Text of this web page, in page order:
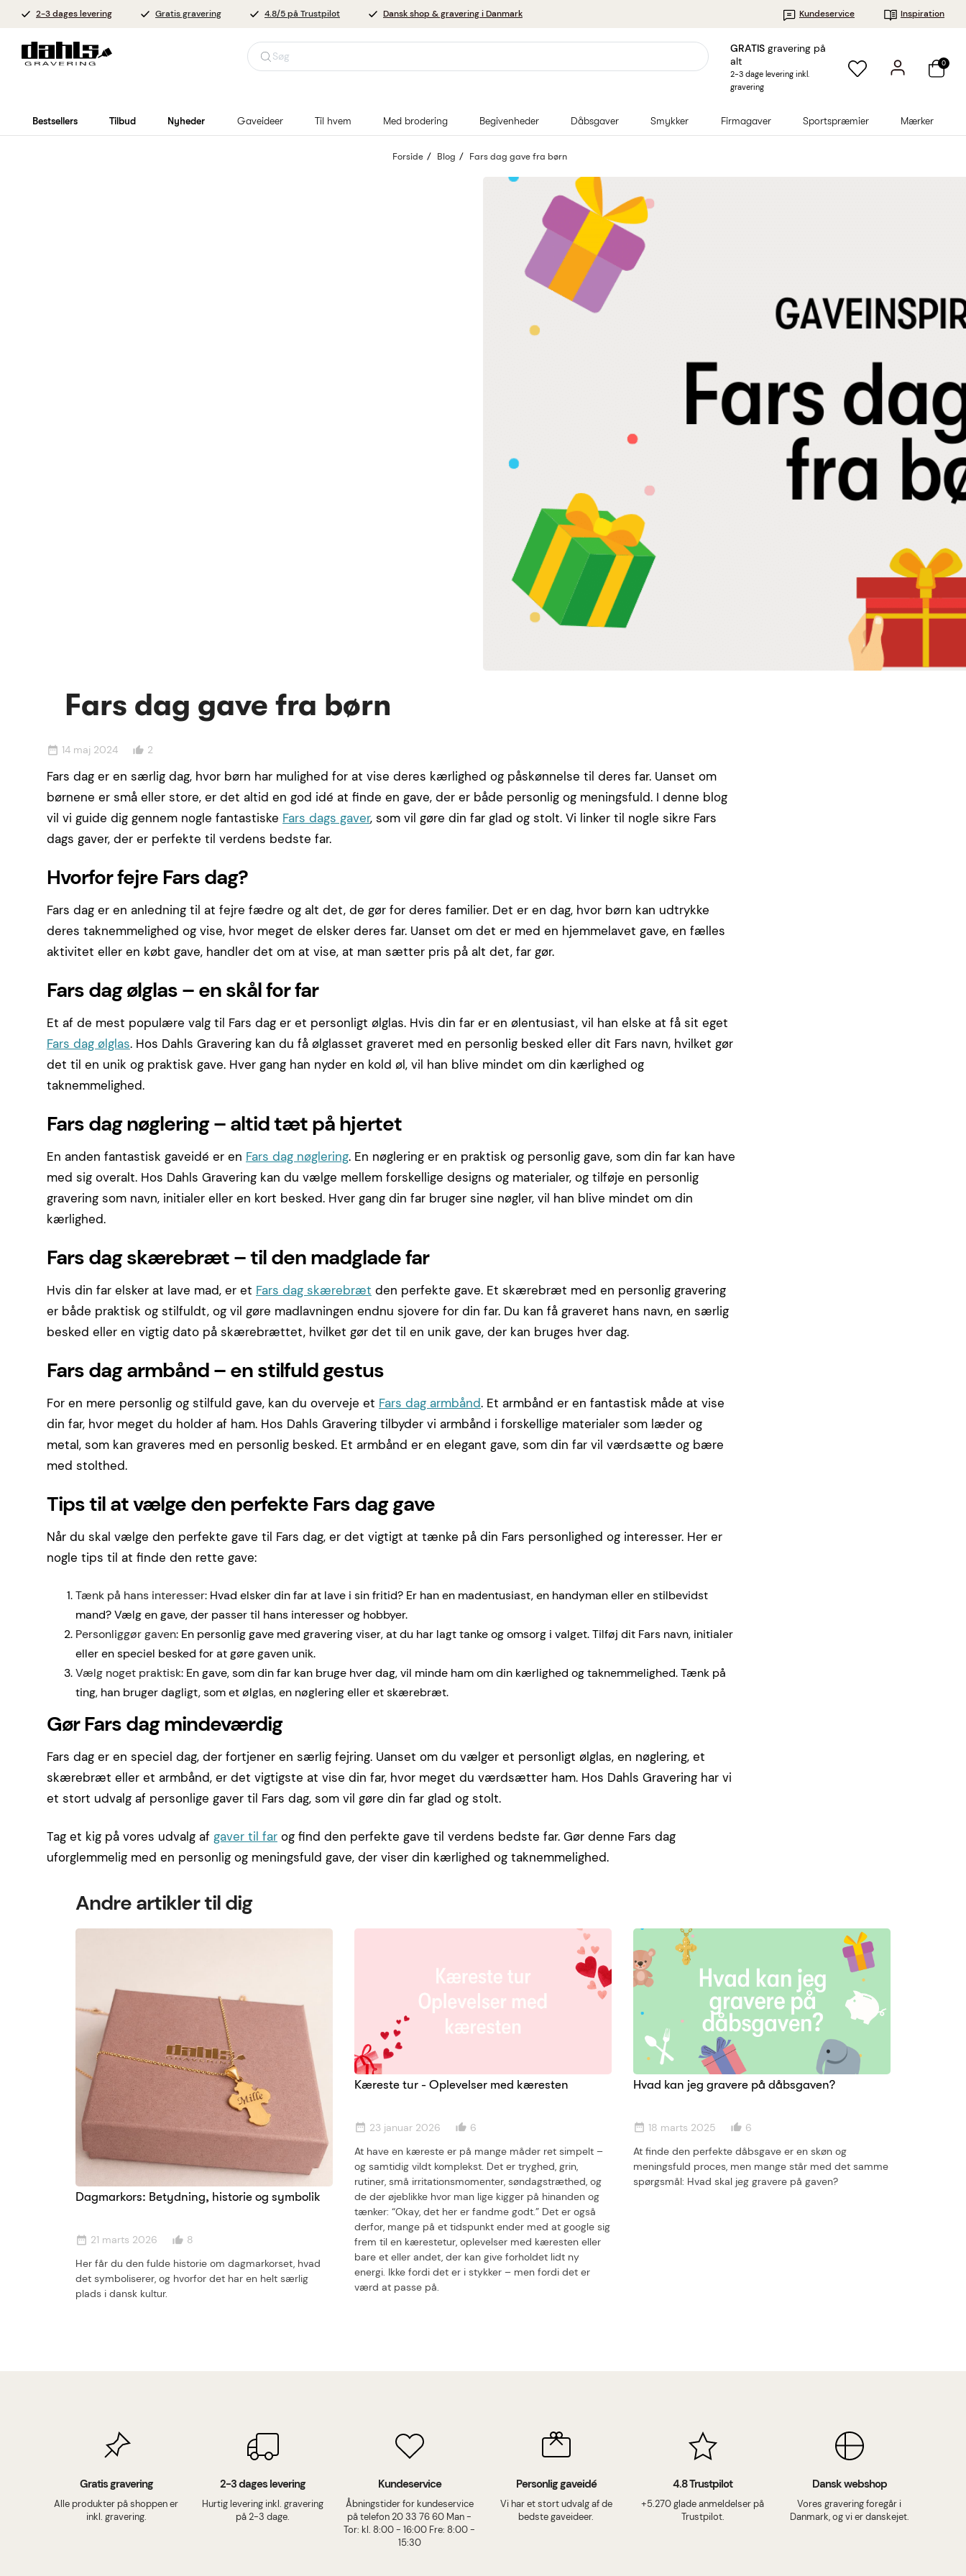
2-3 dages levering Gratis gravering 4.8/5 på Trustpilot Dansk shop & gravering i Danmark Inspiration
Kundeservice
Søg
GRATISgravering på
alt
2-3 dage levering inkl.
gravering
0
Bestsellers Tilbud Nyheder Gaveideer Til hvem Med brodering Begivenheder Dåbsgaver Smykker Firmagaver Sportspræmier Mærker
Forside Blog Fars dag gave fra børn
Fars dag gave fra børn
date_range 14 maj 2024 thumb_up_alt 2
Fars dag er en særlig dag, hvor børn har mulighed for at vise deres kærlighed og påskønnelse til deres far. Uanset om
børnene er små eller store, er det altid en god idé at finde en gave, der er både personlig og meningsfuld. I denne blog
vil vi guide dig gennem nogle fantastiske Fars dags gaver, som vil gøre din far glad og stolt. Vi linker til nogle sikre Fars
dags gaver, der er perfekte til verdens bedste far.
Hvorfor fejre Fars dag?
Fars dag er en anledning til at fejre fædre og alt det, de gør for deres familier. Det er en dag, hvor børn kan udtrykke
deres taknemmelighed og vise, hvor meget de elsker deres far. Uanset om det er med en hjemmelavet gave, en fælles
aktivitet eller en købt gave, handler det om at vise, at man sætter pris på alt det, far gør.
Fars dag ølglas – en skål for far
Et af de mest populære valg til Fars dag er et personligt ølglas. Hvis din far er en ølentusiast, vil han elske at få sit eget
Fars dag ølglas. Hos Dahls Gravering kan du få ølglasset graveret med en personlig besked eller dit Fars navn, hvilket gør
det til en unik og praktisk gave. Hver gang han nyder en kold øl, vil han blive mindet om din kærlighed og
taknemmelighed.
Fars dag nøglering – altid tæt på hjertet
En anden fantastisk gaveidé er en Fars dag nøglering. En nøglering er en praktisk og personlig gave, som din far kan have
med sig overalt. Hos Dahls Gravering kan du vælge mellem forskellige designs og materialer, og tilføje en personlig
gravering som navn, initialer eller en kort besked. Hver gang din far bruger sine nøgler, vil han blive mindet om din
kærlighed.
Fars dag skærebræt – til den madglade far
Hvis din far elsker at lave mad, er et Fars dag skærebræt den perfekte gave. Et skærebræt med en personlig gravering
er både praktisk og stilfuldt, og vil gøre madlavningen endnu sjovere for din far. Du kan få graveret hans navn, en særlig
besked eller en vigtig dato på skærebrættet, hvilket gør det til en unik gave, der kan bruges hver dag.
Fars dag armbånd – en stilfuld gestus
For en mere personlig og stilfuld gave, kan du overveje et Fars dag armbånd. Et armbånd er en fantastisk måde at vise
din far, hvor meget du holder af ham. Hos Dahls Gravering tilbyder vi armbånd i forskellige materialer som læder og
metal, som kan graveres med en personlig besked. Et armbånd er en elegant gave, som din far vil værdsætte og bære
med stolthed.
Tips til at vælge den perfekte Fars dag gave
Når du skal vælge den perfekte gave til Fars dag, er det vigtigt at tænke på din Fars personlighed og interesser. Her er
nogle tips til at finde den rette gave:
Tænk på hans interesser: Hvad elsker din far at lave i sin fritid? Er han en madentusiast, en handyman eller en stilbevidst
mand? Vælg en gave, der passer til hans interesser og hobbyer.
Personliggør gaven: En personlig gave med gravering viser, at du har lagt tanke og omsorg i valget. Tilføj dit Fars navn, initialer
eller en speciel besked for at gøre gaven unik.
Vælg noget praktisk: En gave, som din far kan bruge hver dag, vil minde ham om din kærlighed og taknemmelighed. Tænk på
ting, han bruger dagligt, som et ølglas, en nøglering eller et skærebræt.
Gør Fars dag mindeværdig
Fars dag er en speciel dag, der fortjener en særlig fejring. Uanset om du vælger et personligt ølglas, en nøglering, et
skærebræt eller et armbånd, er det vigtigste at vise din far, hvor meget du værdsætter ham. Hos Dahls Gravering har vi
et stort udvalg af personlige gaver til Fars dag, som vil gøre din far glad og stolt.
Tag et kig på vores udvalg af gaver til far og find den perfekte gave til verdens bedste far. Gør denne Fars dag
uforglemmelig med en personlig og meningsfuld gave, der viser din kærlighed og taknemmelighed.
Andre artikler til dig
Dagmarkors: Betydning, historie og symbolik
date_range 21 marts 2026 thumb_up_alt 8
Her får du den fulde historie om dagmarkorset, hvad
det symboliserer, og hvorfor det har en helt særlig
plads i dansk kultur.
Kæreste tur - Oplevelser med kæresten
date_range 23 januar 2026 thumb_up_alt 6
At have en kæreste er på mange måder ret simpelt –
og samtidig vildt komplekst. Det er tryghed, grin,
rutiner, små irritationsmomenter, søndagstræthed, og
de der øjeblikke hvor man lige kigger på hinanden og
tænker: “Okay, det her er fandme godt.” Det er også
derfor, mange på et tidspunkt ender med at google sig
frem til en kærestetur, oplevelser med kæresten eller
bare et eller andet, der kan give forholdet lidt ny
energi. Ikke fordi det er i stykker – men fordi det er
værd at passe på.
Hvad kan jeg gravere på dåbsgaven?
date_range 18 marts 2025 thumb_up_alt 6
At finde den perfekte dåbsgave er en skøn og
meningsfuld proces, men mange står med det samme
spørgsmål: Hvad skal jeg gravere på gaven?
Gratis gravering
Alle produkter på shoppen er
inkl. gravering.
2-3 dages levering
Hurtig levering inkl. gravering
på 2-3 dage.
Kundeservice
Åbningstider for kundeservice
på telefon 20 33 76 60 Man -
Tor: kl. 8:00 - 16:00 Fre: 8:00 -
15:30
Personlig gaveidé
Vi har et stort udvalg af de
bedste gaveideer.
4.8 Trustpilot
+5.270 glade anmeldelser på
Trustpilot.
Dansk webshop
Vores gravering foregår i
Danmark, og vi er danskejet.